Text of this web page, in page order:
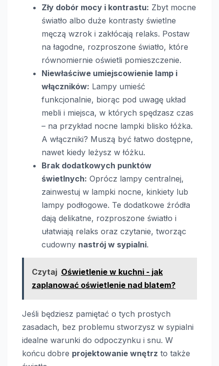
Zły dobór mocy i kontrastu: Zbyt mocne
światło albo duże kontrasty świetlne
męczą wzrok i zakłócają relaks. Postaw
na łagodne, rozproszone światło, które
równomiernie oświetli pomieszczenie.
Niewłaściwe umiejscowienie lamp i
włączników: Lampy umieść
funkcjonalnie, biorąc pod uwagę układ
mebli i miejsca, w których spędzasz czas
– na przykład nocne lampki blisko łóżka.
A włączniki? Muszą być łatwo dostępne,
nawet kiedy leżysz w łóżku.
Brak dodatkowych punktów
świetlnych: Oprócz lampy centralnej,
zainwestuj w lampki nocne, kinkiety lub
lampy podłogowe. Te dodatkowe źródła
dają delikatne, rozproszone światło i
ułatwiają relaks oraz czytanie, tworząc
cudowny nastrój w sypialni.
Czytaj Oświetlenie w kuchni - jak
zaplanować oświetlenie nad blatem?
Jeśli będziesz pamiętać o tych prostych
zasadach, bez problemu stworzysz w sypialni
idealne warunki do odpoczynku i snu. W
końcu dobre projektowanie wnętrz to także